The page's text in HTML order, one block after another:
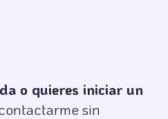
o quieres iniciar un
sin